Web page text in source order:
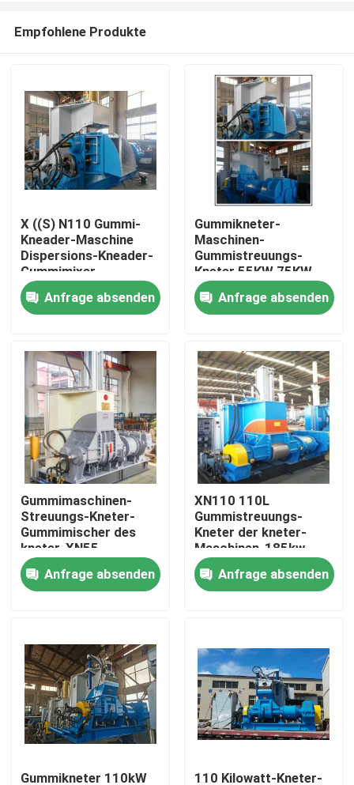
Produkte
Videos
Über uns
Fabrik-Ausflug
Qualitätskontrolle
Nachrichten
Fordern Sie ein Zitat
Gummiprozeßmaschine
Empfohlene Produkte
X ((S) N110 Gummi-
Kneader-Maschine
Dispersions-Kneader-
Gummimixer
Anfrage absenden
Gummikneter-
Maschinen-
Gummistreuungs-
Kneter 55KW 75KW
Banbury
Anfrage absenden
Gummimaschinen-
Streuungs-Kneter-
Gummimischer des
kneter-XN55
Anfrage absenden
XN110 110L
Gummistreuungs-
Kneter der kneter-
Maschinen-185kw
Anfrage absenden
Gummikneter 110kW 110 Kilowatt-Kneter-